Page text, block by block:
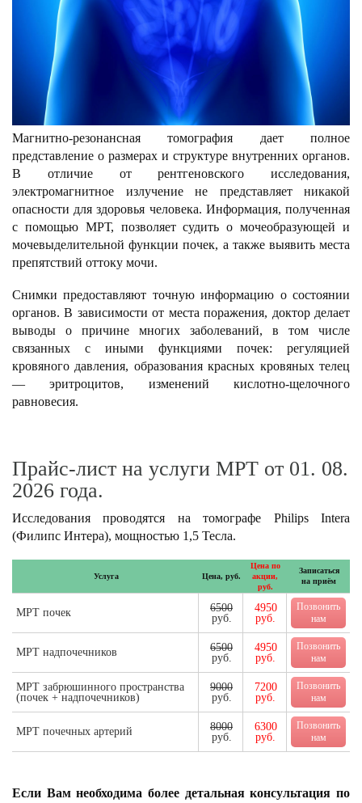
Магнитно-резонансная томография дает полное
представление о размерах и структуре внутренних органов.
В отличие от рентгеновского исследования,
электромагнитное излучение не представляет никакой
опасности для здоровья человека. Информация, полученная
с помощью МРТ, позволяет судить о мочеобразующей и
мочевыделительной функции почек, а также выявить места
препятствий оттоку мочи.
Снимки предоставляют точную информацию о состоянии
органов. В зависимости от места поражения, доктор делает
выводы о причине многих заболеваний, в том числе
связанных с иными функциями почек: регуляцией
кровяного давления, образования красных кровяных телец
— эритроцитов, изменений кислотно-щелочного
равновесия.
Прайс-лист на услуги МРТ от 01. 08.
2026 года.
Исследования проводятся на томографе Philips Intera
(Филипс Интера), мощностью 1,5 Тесла.
Услуга Цена, руб.
Цена по
акции,
руб.
Записаться
на приём
МРТ почек
6500
руб.
4950
руб.
Позвонить
нам
МРТ надпочечников
6500
руб.
4950
руб.
Позвонить
нам
МРТ забрюшинного пространства
(почек + надпочечников)
9000
руб.
7200
руб.
Позвонить
нам
МРТ почечных артерий
8000
руб.
6300
руб.
Позвонить
нам
Если Вам необходима более детальная консультация по